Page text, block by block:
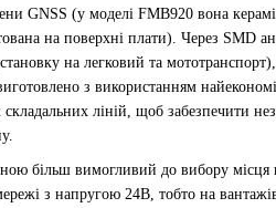
GNSS (у моделі FMB920 вона
на поверхні плати). Через SMD
на легковий та
з використанням
ліній, щоб забезпечити
більш вимогливий до вибору
з напругою 24В, тобто на